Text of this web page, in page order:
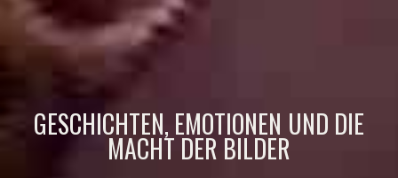
GESCHICHTEN, EMOTIONEN UND DIE
MACHT DER BILDER